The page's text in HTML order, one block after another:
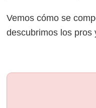
Vemos cómo se
descubrimos los pros